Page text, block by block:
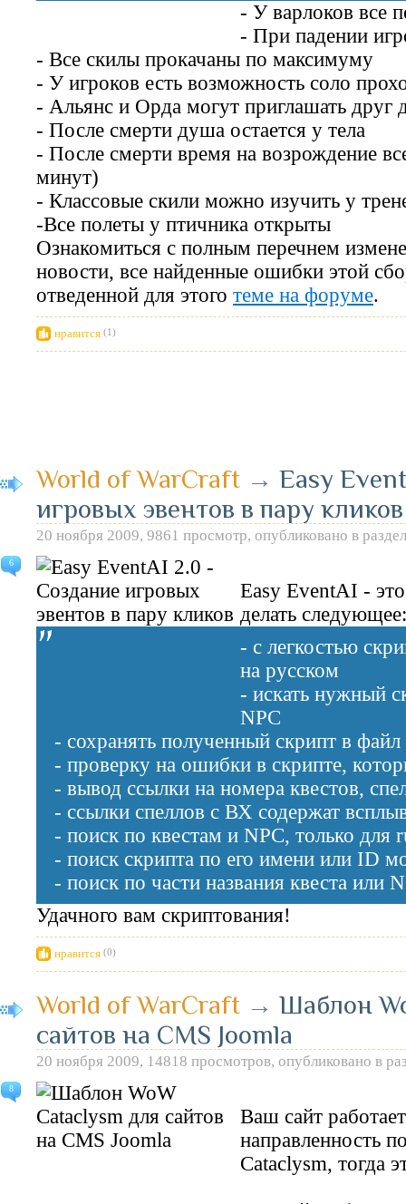
- У варлоков все
- При падении
- Все скилы прокачаны по максимуму
- У игроков есть возможность соло
- Альянс и Орда могут приглашать друг
- После смерти душа остается у тела
- После смерти время на возрождение
минут)
- Классовые скили можно изучить у
-Все полеты у птичника открыты
Ознакомиться с полным перечнем
новости, все найденные ошибки этой
отведенной для этого теме на форуме.
нравится (1)
6
World of WarCraft → Easy
игровых эвентов в пару кликов
20 ноября 2009, 9861 просмотр, опубликовано в
Easy EventAI -
делать следующее:
- с легкостью
на русском
- искать нужный
NPC
- сохранять полученный скрипт в файл
- проверку на ошибки в скрипте,
- вывод ссылки на номера квестов,
- ссылки спеллов с ВХ содержат
- поиск по квестам и NPC, только для
- поиск скрипта по его имени или ID
- поиск по части названия квеста или
Удачного вам скриптования!
нравится (0)
8
World of WarCraft → Шаблон
сайтов на CMS Joomla
20 ноября 2009, 14818 просмотров, опубликовано в
Ваш сайт
направленность
Cataclysm, тогда